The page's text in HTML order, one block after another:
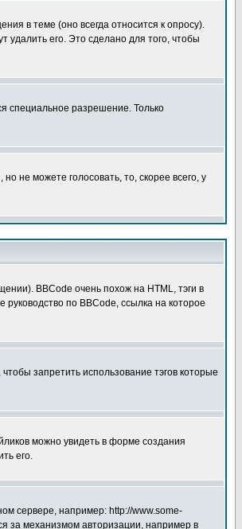
в теме (оно всегда относится к опросу).
удалить его. Это сделано для того, чтобы
специальное разрешение. Только
не можете голосовать, то, скорее всего, у
BBCode очень похож на HTML, тэги в
по BBCode, ссылка на которое
, чтобы запретить использование тэгов которые
можно увидеть в форме создания
его.
сервере, например: http://www.some-
за механизмом авторизации, например в